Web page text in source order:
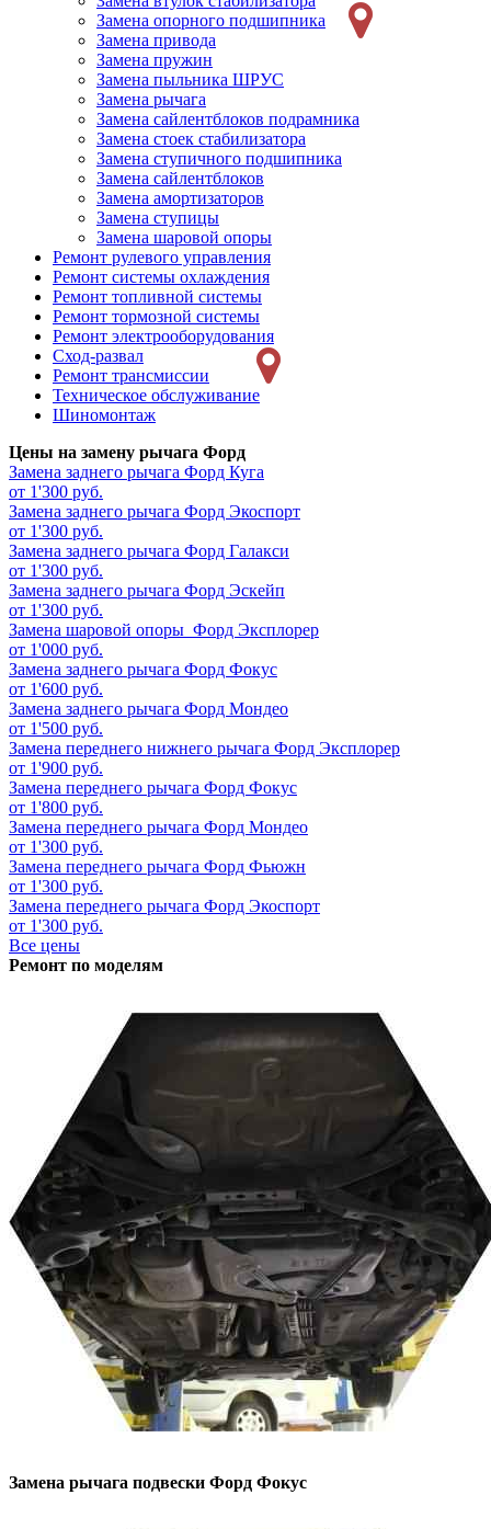
Замена опорного подшипника
Замена привода
Замена пружин
Замена пыльника ШРУС
Замена рычага
Замена сайлентблоков подрамника
Замена стоек стабилизатора
Замена ступичного подшипника
Замена сайлентблоков
Замена амортизаторов
Замена ступицы
Замена шаровой опоры
Ремонт рулевого управления
Ремонт системы охлаждения
Ремонт топливной системы
Ремонт тормозной системы
Ремонт электрооборудования
Сход-развал
Ремонт трансмиссии
Техническое обслуживание
Шиномонтаж
Цены на замену рычага Форд
Замена заднего рычага Форд Куга
от 1'300 руб.
Замена заднего рычага Форд Экоспорт
от 1'300 руб.
Замена заднего рычага Форд Галакси
от 1'300 руб.
Замена заднего рычага Форд Эскейп
от 1'300 руб.
Замена шаровой опоры Форд Эксплорер
от 1'000 руб.
Замена заднего рычага Форд Фокус
от 1'600 руб.
Замена заднего рычага Форд Мондео
от 1'500 руб.
Замена переднего нижнего рычага Форд Эксплорер
от 1'900 руб.
Замена переднего рычага Форд Фокус
от 1'800 руб.
Замена переднего рычага Форд Мондео
от 1'300 руб.
Замена переднего рычага Форд Фьюжн
от 1'300 руб.
Замена переднего рычага Форд Экоспорт
от 1'300 руб.
Все цены
Ремонт по моделям
Замена рычага подвески Форд Фокус